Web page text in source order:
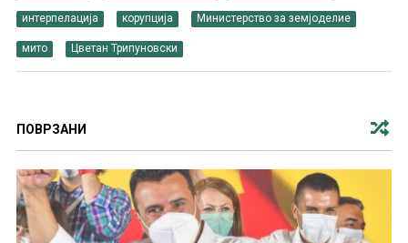
интерпелација корупција Министерство за земјоделие
мито Цветан Трипуновски
ПОВРЗАНИ